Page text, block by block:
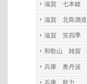
滋賀 七本鎗
滋賀 北島酒造
滋賀 笑四季
和歌山 雑賀
兵庫 奥丹波
兵庫 龍力